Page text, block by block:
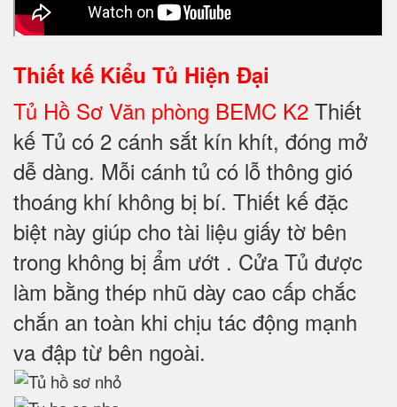
Thiết kế Kiểu Tủ Hiện Đại
Tủ Hồ Sơ Văn phòng BEMC K2 Thiết
kế Tủ có 2 cánh sắt kín khít, đóng mở
dễ dàng. Mỗi cánh tủ có lỗ thông gió
thoáng khí không bị bí. Thiết kế đặc
biệt này giúp cho tài liệu giấy tờ bên
trong không bị ẩm ướt . Cửa Tủ được
làm bằng thép nhũ dày cao cấp chắc
chắn an toàn khi chịu tác động mạnh
va đập từ bên ngoài.